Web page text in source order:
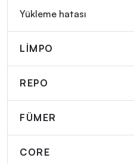
Yükleme hatası
LİMPO
REPO
FÜMER
CORE